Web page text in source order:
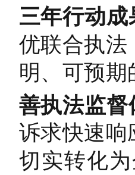
三年行动
优联合执
明、可预
善执法监
诉求快速
切实转化